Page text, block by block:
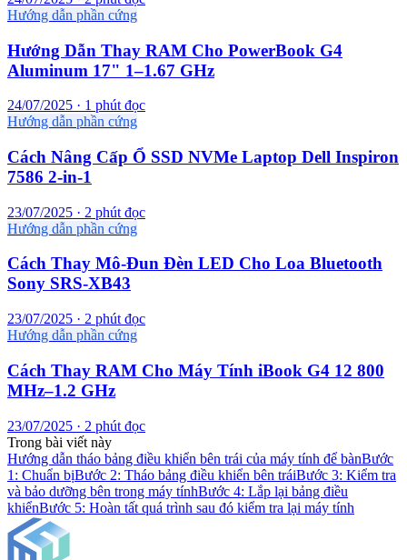
Hướng dẫn phần cứng
Hướng Dẫn Thay RAM Cho PowerBook G4
Aluminum 17" 1–1.67 GHz
24/07/2025 · 1 phút đọc
Hướng dẫn phần cứng
Cách Nâng Cấp Ổ SSD NVMe Laptop Dell Inspiron
7586 2-in-1
23/07/2025 · 2 phút đọc
Hướng dẫn phần cứng
Cách Thay Mô-Đun Đèn LED Cho Loa Bluetooth
Sony SRS-XB43
23/07/2025 · 2 phút đọc
Hướng dẫn phần cứng
Cách Thay RAM Cho Máy Tính iBook G4 12 800
MHz–1.2 GHz
23/07/2025 · 2 phút đọc
Trong bài viết này
Hướng dẫn tháo bảng điều khiển bên trái của máy tính để bànBước
1: Chuẩn bịBước 2: Tháo bảng điều khiển bên tráiBước 3: Kiểm tra
và bảo dưỡng bên trong máy tínhBước 4: Lắp lại bảng điều
khiểnBước 5: Hoàn tất quá trình sau đó kiểm tra lại máy tính